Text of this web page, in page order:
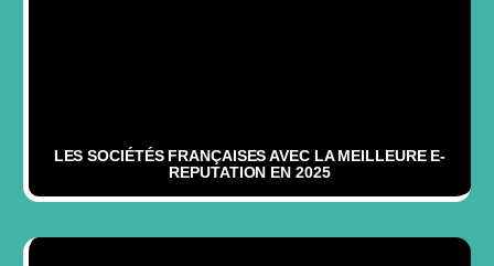
LES SOCIÉTÉS FRANÇAISES AVEC LA MEILLEURE E-
REPUTATION EN 2025